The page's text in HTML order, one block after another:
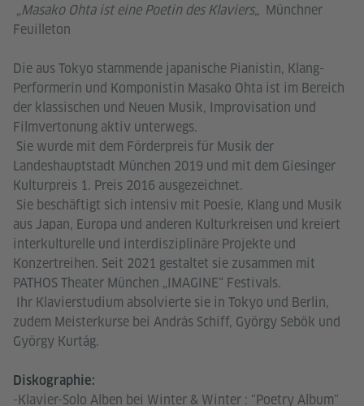
„Masako Ohta ist eine Poetin des Klaviers„ Münchner
Feuilleton
Die aus Tokyo stammende japanische Pianistin, Klang-
Performerin und Komponistin Masako Ohta ist im Bereich
der klassischen und Neuen Musik, Improvisation und
Filmvertonung aktiv unterwegs.
Sie wurde mit dem Förderpreis für Musik der
Landeshauptstadt München 2019 und mit dem Giesinger
Kulturpreis 1. Preis 2016 ausgezeichnet.
Sie beschäftigt sich intensiv mit Poesie, Klang und Musik
aus Japan, Europa und anderen Kulturkreisen und kreiert
interkulturelle und interdisziplinäre Projekte und
Konzertreihen. Seit 2021 gestaltet sie zusammen mit
PATHOS Theater München „IMAGINE“ Festivals.
Ihr Klavierstudium absolvierte sie in Tokyo und Berlin,
zudem Meisterkurse bei András Schiff, György Sebök und
György Kurtág.
Diskographie:
-Klavier-Solo Alben bei Winter & Winter : "Poetry Album"